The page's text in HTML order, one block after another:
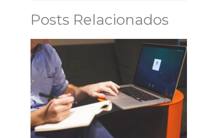
Posts Relacionados